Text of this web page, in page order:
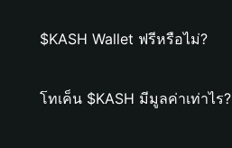
$KASH Wallet ฟรีหรือไม่?
โทเค็น $KASH มีมูลค่าเท่าไร?